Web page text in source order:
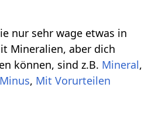
nur sehr wage etwas in
aber dich
können, sind z.B.
,
, Mit Vorurteilen